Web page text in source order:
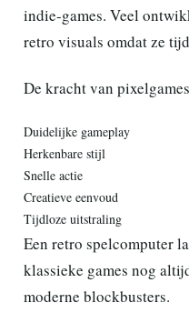
indie-games. Veel
retro visuals omdat ze
De kracht van
Duidelijke gameplay
Herkenbare stijl
Snelle actie
Creatieve eenvoud
Tijdloze uitstraling
Een retro spelcomputer
klassieke games nog
moderne blockbusters.